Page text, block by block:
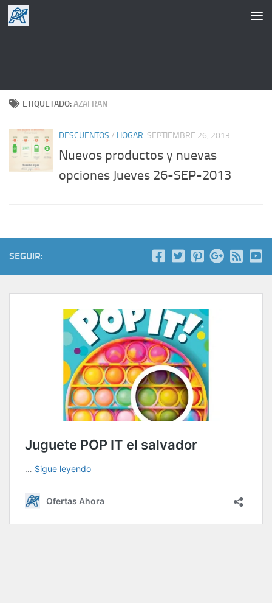
Saltar al contenido
ETIQUETADO:AZAFRAN
DESCUENTOS / HOGAR SEPTIEMBRE 26, 2013
Nuevos productos y nuevas
opciones Jueves 26-SEP-2013
SEGUIR: